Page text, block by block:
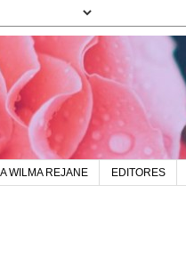
WILMA REJANE EDITORES